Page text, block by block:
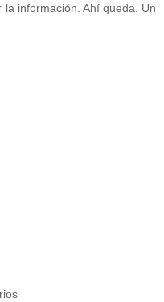
información. Ahí queda. Un